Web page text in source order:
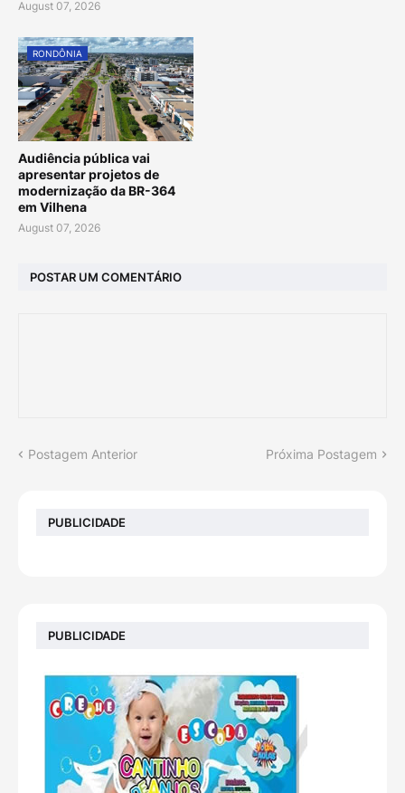
August 07, 2026
RONDÔNIA
Audiência pública vai
apresentar projetos de
modernização da BR-364
em Vilhena
August 07, 2026
POSTAR UM COMENTÁRIO
Postagem Anterior Próxima Postagem
PUBLICIDADE
PUBLICIDADE